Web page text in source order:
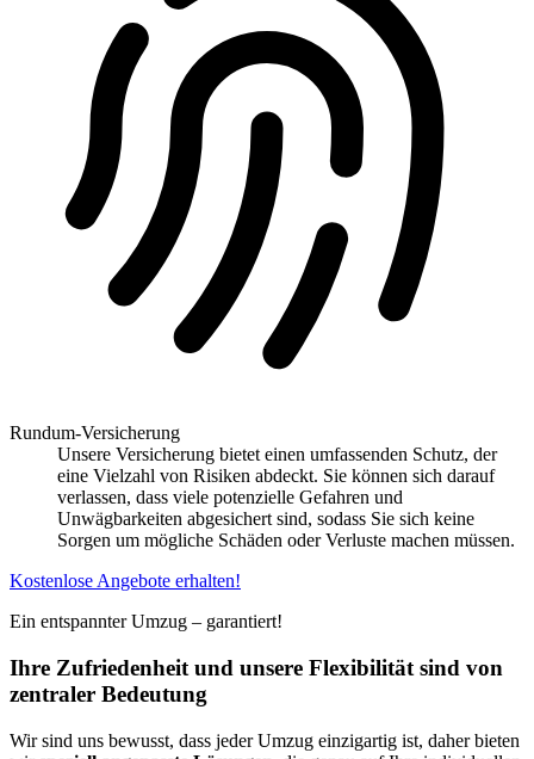
Rundum-Versicherung
Unsere Versicherung bietet einen umfassenden Schutz, der
eine Vielzahl von Risiken abdeckt. Sie können sich darauf
verlassen, dass viele potenzielle Gefahren und
Unwägbarkeiten abgesichert sind, sodass Sie sich keine
Sorgen um mögliche Schäden oder Verluste machen müssen.
Kostenlose Angebote erhalten!
Ein entspannter Umzug – garantiert!
Ihre Zufriedenheit und unsere Flexibilität sind von
zentraler Bedeutung
Wir sind uns bewusst, dass jeder Umzug einzigartig ist, daher bieten